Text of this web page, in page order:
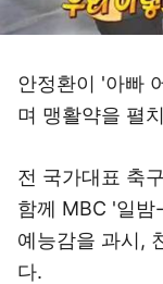
안정환이 '아빠
며 맹활약을 펼
전 국가대표 축
함께 MBC '일밤
예능감을 과시,
다.